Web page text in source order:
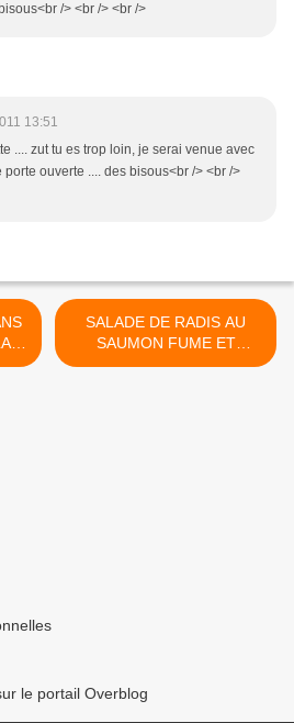
/> <br /> <br />
13:51
.... zut tu es trop loin, je serai venue avec
ouverte .... des bisous<br /> <br />
SALADE DE RADIS AU
SAUMON FUME ET
SESAME >
le portail Overblog